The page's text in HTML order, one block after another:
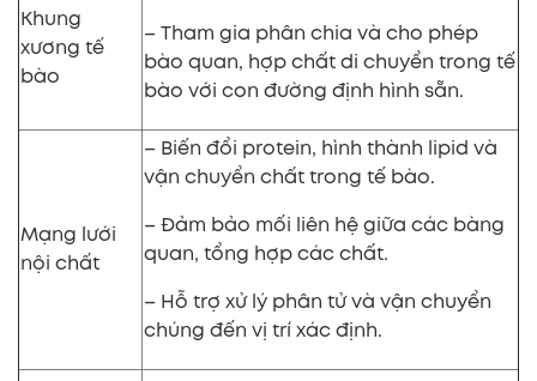
Khung
xương tế
bào
– Tham gia phân chia và cho phép
bào quan, hợp chất di chuyển trong tế
bào với con đường định hình sẵn.
Mạng lưới
nội chất
– Biến đổi protein, hình thành lipid và
vận chuyển chất trong tế bào.
– Đảm bảo mối liên hệ giữa các bàng
quan, tổng hợp các chất.
– Hỗ trợ xử lý phân tử và vận chuyển
chúng đến vị trí xác định.